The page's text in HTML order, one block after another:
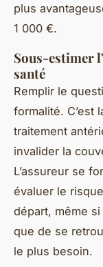
plus
1 000 €.
Sous-estimer
santé
Remplir le
formalité. C’est
traitement
invalider la
L’assureur se
évaluer le
départ, même
que de se
le plus besoin.